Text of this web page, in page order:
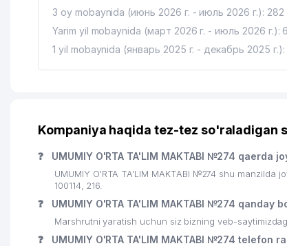
3 oy mobaynida (июнь 2026 г. - июль 2026 г.): 282
Yarim yil mobaynida (март 2026 г. - июль 2026 г.):
1 yil mobaynida (январь 2025 г. - декабрь 2025 г.):
Kompaniya haqida tez-tez so'raladigan
❓ UMUMIY O'RTA TA'LIM MAKTABI №274 qaerda
UMUMIY O'RTA TA'LIM MAKTABI №274 shu manzilda
100114, 216.
❓ UMUMIY O'RTA TA'LIM MAKTABI №274 qanday
Marshrutni yaratish uchun siz bizning veb-
❓ UMUMIY O'RTA TA'LIM MAKTABI №274 telefon